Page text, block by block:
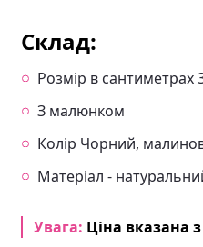
Склад:
Розмір в сантиметрах
З малюнком
Колір Чорний,
Матеріал -
Увага: Ціна вказана з